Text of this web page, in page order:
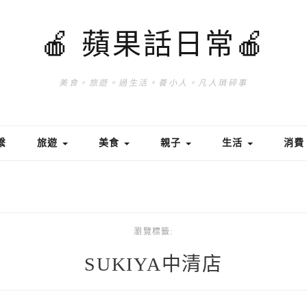
🍎 蘋果話日常🍎
美食。旅遊。過生活。養小人。凡人瑣碎事
旅遊 美食 親子 生活 消費
瀏覽標籤:
SUKIYA中清店